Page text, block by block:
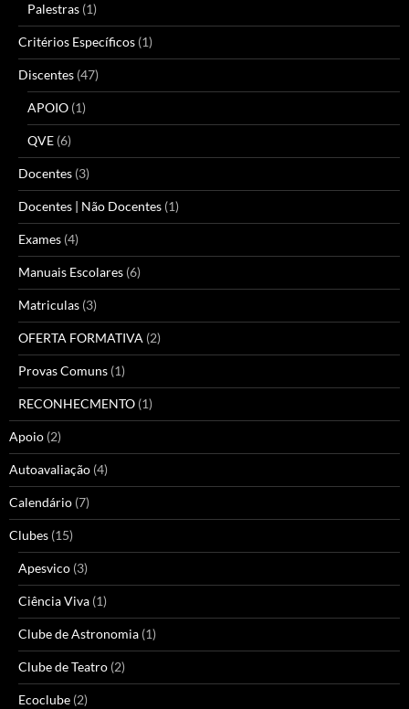
Palestras (1)
Critérios Específicos (1)
Discentes (47)
APOIO (1)
QVE (6)
Docentes (3)
Docentes | Não Docentes (1)
Exames (4)
Manuais Escolares (6)
Matriculas (3)
OFERTA FORMATIVA (2)
Provas Comuns (1)
RECONHECMENTO (1)
Apoio (2)
Autoavaliação (4)
Calendário (7)
Clubes (15)
Apesvico (3)
Ciência Viva (1)
Clube de Astronomia (1)
Clube de Teatro (2)
Ecoclube (2)